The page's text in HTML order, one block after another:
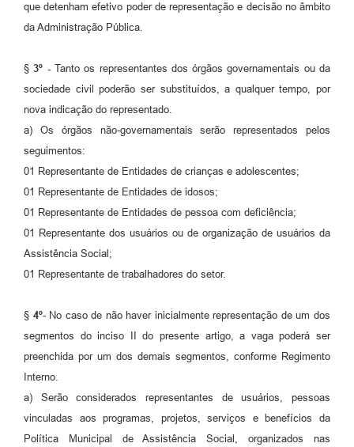
que detenham efetivo poder de representação e decisão no âmbito
da Administração Pública.
§3º - Tanto os representantes dos órgãos governamentais ou da
sociedade civil poderão ser substituídos, a qualquer tempo, por
nova indicação do representado.
a) Os órgãos não-governamentais serão representados pelos
seguimentos:
01 Representante de Entidades de crianças e adolescentes;
01 Representante de Entidades de idosos;
01 Representante de Entidades de pessoa com deficiência;
01 Representante dos usuários ou de organização de usuários da
Assistência Social;
01 Representante de trabalhadores do setor.
§ 4º- No caso de não haver inicialmente representação de um dos
segmentos do inciso II do presente artigo, a vaga poderá ser
preenchida por um dos demais segmentos, conforme Regimento
Interno.
a) Serão considerados representantes de usuários, pessoas
vinculadas aos programas, projetos, serviços e benefícios da
Política Municipal de Assistência Social, organizados nas